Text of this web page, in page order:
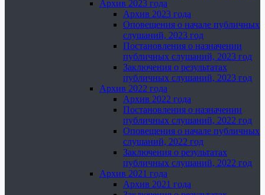
Архив 2023 года
Архив 2023 года
Оповещения о начале публичных
слушаний, 2023 год
Постановления о назначении
публичных слушаний, 2023 год
Заключения о результатах
публичных слушаний, 2023 год
Архив 2022 года
Архив 2022 года
Постановления о назначении
публичных слушаний, 2022 год
Оповещения о начале публичных
слушаний, 2022 год
Заключения о результатах
публичных слушаний, 2022 год
Архив 2021 года
Архив 2021 года